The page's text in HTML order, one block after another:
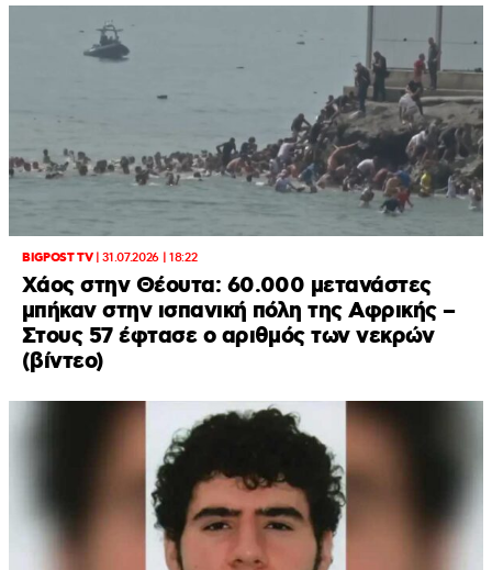
BIGPOST TV|31.07.2026 | 18:22
Xάος στην Θέουτα: 60.000 μετανάστες
μπήκαν στην ισπανική πόλη της Αφρικής –
Στους 57 έφτασε ο αριθμός των νεκρών
(βίντεο)